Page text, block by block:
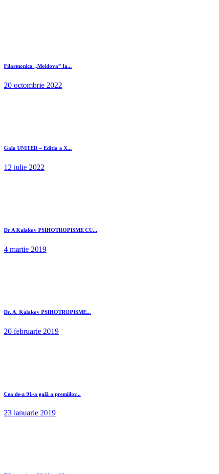
Filarmonica „Moldova” Ia...
20 octombrie 2022
Gala UNITER – Editia a X...
12 iulie 2022
Dr A Kulakov PSIHOTROPISME CU...
4 martie 2019
Dr. A. Kulakov PSIHOTROPISME...
20 februarie 2019
Cea de-a 91-a gală a premiilor...
23 ianuarie 2019